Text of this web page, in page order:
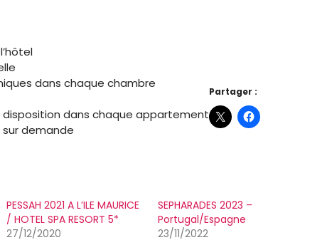
dans chaque chambre
disposition dans chaque appartement
sur demande
Partager :
PESSAH 2021 A L’ILE MAURICE
/ HOTEL SPA RESORT 5*
27/12/2020
SEPHARADES 2023 –
Portugal/Espagne
23/11/2022